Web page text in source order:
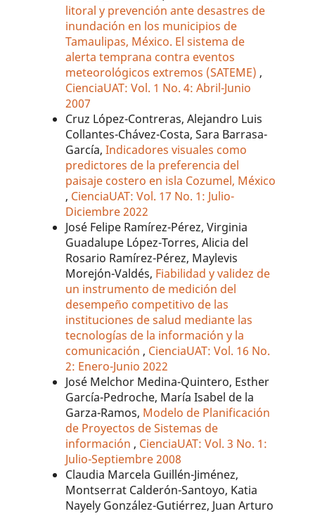
litoral y prevención ante desastres de
inundación en los municipios de
Tamaulipas, México. El sistema de
alerta temprana contra eventos
meteorológicos extremos (SATEME) ,
CienciaUAT: Vol. 1 No. 4: Abril-Junio
2007
Cruz López-Contreras, Alejandro Luis
Collantes-Chávez-Costa, Sara Barrasa-
García,Indicadores visuales como
predictores de la preferencia del
paisaje costero en isla Cozumel, México
, CienciaUAT: Vol. 17 No. 1: Julio-
Diciembre 2022
José Felipe Ramírez-Pérez, Virginia
Guadalupe López-Torres, Alicia del
Rosario Ramírez-Pérez, Maylevis
Morejón-Valdés, Fiabilidad y validez de
un instrumento de medición del
desempeño competitivo de las
instituciones de salud mediante las
tecnologías de la información y la
comunicación , CienciaUAT: Vol. 16 No.
2: Enero-Junio 2022
José Melchor Medina-Quintero, Esther
García-Pedroche, María Isabel de la
Garza-Ramos, Modelo de Planificación
de Proyectos de Sistemas de
información , CienciaUAT: Vol. 3 No. 1:
Julio-Septiembre 2008
Claudia Marcela Guillén-Jiménez,
Montserrat Calderón-Santoyo, Katia
Nayely González-Gutiérrez, Juan Arturo